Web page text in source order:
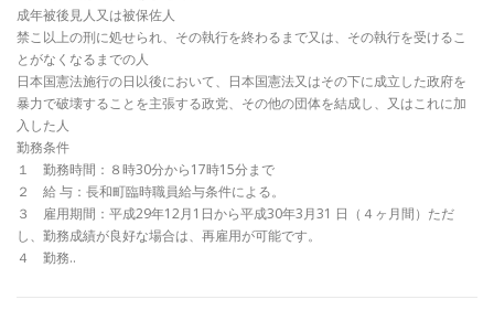
成年被後見人又は被保佐人
禁こ以上の刑に処せられ、その執行を終わるまで又は、その執行を受けるこ
とがなくなるまでの人
日本国憲法施行の日以後において、日本国憲法又はその下に成立した政府を
暴力で破壊することを主張する政党、その他の団体を結成し、又はこれに加
入した人
勤務条件
１ 勤務時間：８時30分から17時15分まで
２ 給 与：長和町臨時職員給与条件による。
３ 雇用期間：平成29年12月1日から平成30年3月31 日（４ヶ月間）ただ
し、勤務成績が良好な場合は、再雇用が可能です。
４ 勤務..